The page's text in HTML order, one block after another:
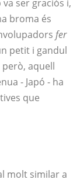
ser graciós i,
broma és
fer
petit i gandul
aquell
- Japó - ha
que
molt similar a